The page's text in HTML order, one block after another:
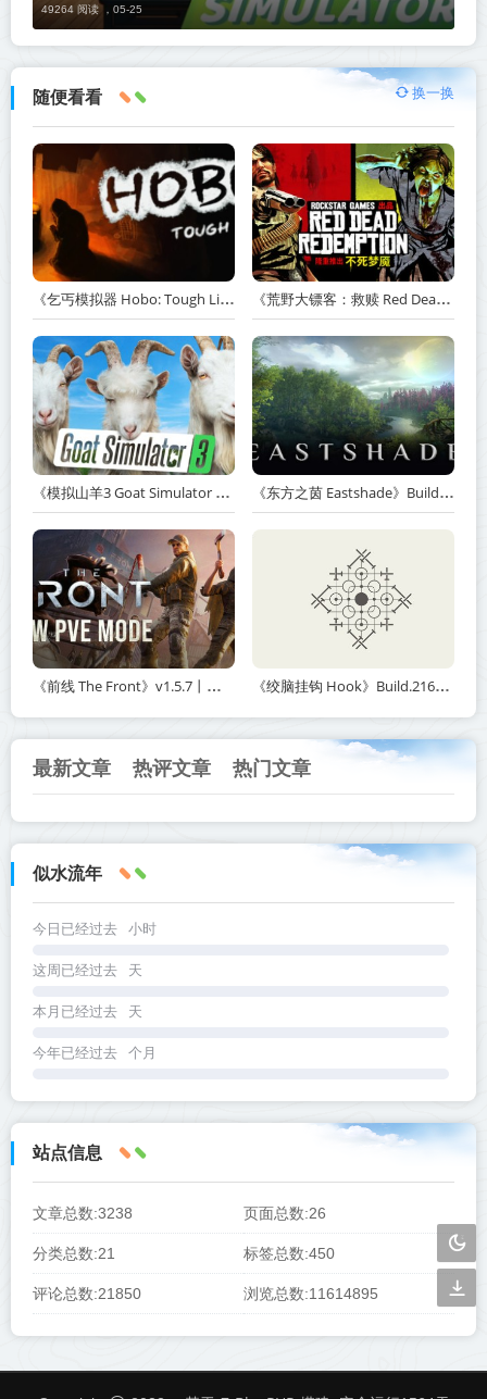
49264 阅读 ， 05-25
随便看看 换一换
《乞丐模拟器 Hobo: Tough Life》v1.20.010-赠原声带+解锁全人物满级通关存档+多项修改器【单机+联机】丨中文版网盘下载 《荒野大镖客：救赎 Red Dead Redemption》v1.0.42.46611-送修改器丨中文版网盘下载
《模拟山羊3 Goat Simulator 3》v1.2.0.2-全DLC+含重制版【单机+联机】【PC/手机双端】丨中文版网盘下载 《东方之茵 Eastshade》Build.20251455-免安装中文版丨中文版网盘下载
《前线 The Front》v1.5.7丨中文版网盘下载 《绞脑挂钩 Hook》Build.21678887-免安装中文版丨中文版网盘下载
最新文章 热评文章 热门文章
似水流年
今日已经过去 小时
这周已经过去 天
本月已经过去 天
今年已经过去 个月
站点信息
文章总数:3238 页面总数:26
分类总数:21 标签总数:450
评论总数:21850 浏览总数:11614895